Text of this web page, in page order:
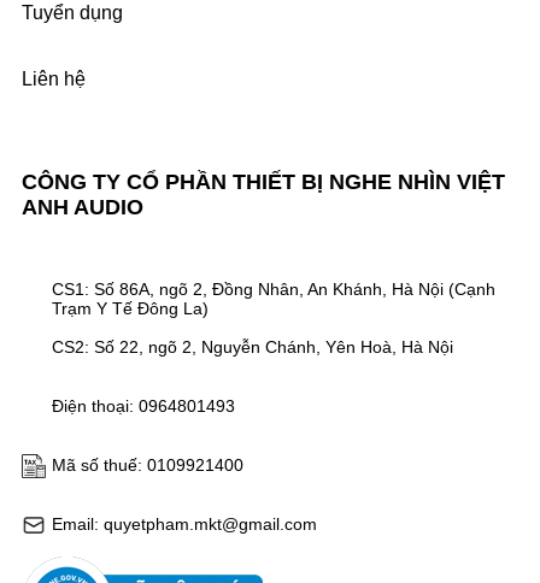
CÔNG TY CỔ PHẦN THIẾT BỊ NGHE NHÌN VIỆT
ANH AUDIO
Email: quyetpham.mkt@gmail.com
Mã số thuế: 0109921400
Điện thoại: 0964801493
CS1: Số 86A, ngõ 2, Đồng Nhân, An Khánh, Hà Nội (Cạnh
Trạm Y Tế Đông La)
CS2: Số 22, ngõ 2, Nguyễn Chánh, Yên Hoà, Hà Nội
Tuyển dụng
Liên hệ